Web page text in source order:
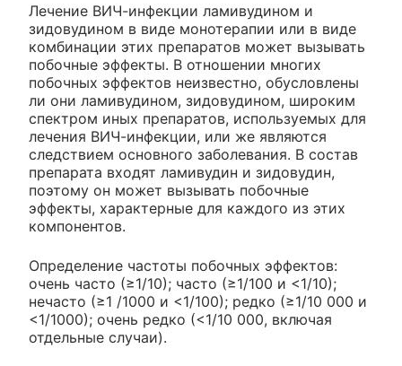
Лечение ВИЧ-инфекции ламивудином и
зидовудином в виде монотерапии или в виде
комбинации этих препаратов может вызывать
побочные эффекты. В отношении многих
побочных эффектов неизвестно, обусловлены
ли они ламивудином, зидовудином, широким
спектром иных препаратов, используемых для
лечения ВИЧ-инфекции, или же являются
следствием основного заболевания. В состав
препарата входят ламивудин и зидовудин,
поэтому он может вызывать побочные
эффекты, характерные для каждого из этих
компонентов.
Определение частоты побочных эффектов:
очень часто (≥1/10); часто (≥1/100 и <1/10);
нечасто (≥1 /1000 и <1/100); редко (≥1/10 000 и
<1/1000); очень редко (<1/10 000, включая
отдельные случаи).